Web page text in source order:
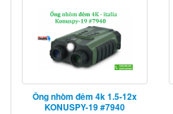
Ống nhòm đêm 4k 1.5-12x
KONUSPY-19 #7940